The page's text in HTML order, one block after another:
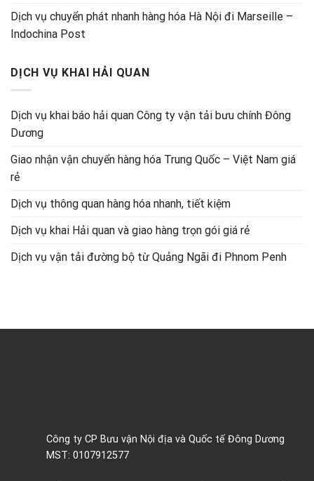
Dịch vụ chuyển phát nhanh hàng hóa Hà Nội đi Marseille –
Indochina Post
DỊCH VỤ KHAI HẢI QUAN
Dịch vụ khai báo hải quan Công ty vận tải bưu chính Đông
Dương
Giao nhận vận chuyển hàng hóa Trung Quốc – Việt Nam giá
rẻ
Dịch vụ thông quan hàng hóa nhanh, tiết kiệm
Dịch vụ khai Hải quan và giao hàng trọn gói giá rẻ
Dịch vụ vận tải đường bộ từ Quảng Ngãi đi Phnom Penh
Công ty CP Bưu vận Nội địa và Quốc tế Đông Dương
MST: 0107912577